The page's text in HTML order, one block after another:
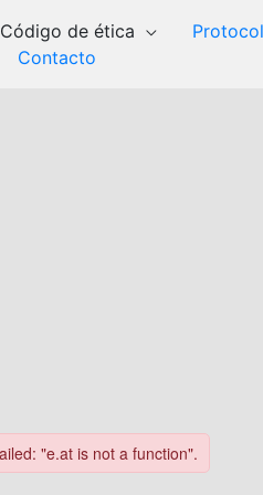
Código de ética
Contacto